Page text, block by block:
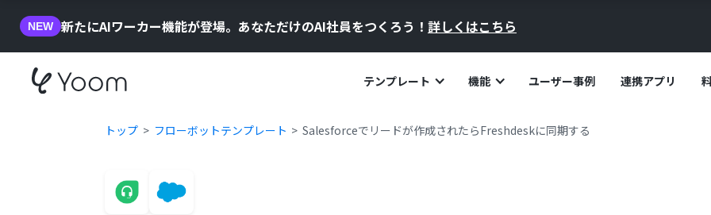
NEW 新たにAIワーカー機能が登場。あなただけのAI社員をつくろう！ 詳しくはこちら
テンプレート 機能 ユーザー事例 連携アプリ
トップ フローボットテンプレート Salesforceでリードが作成されたらFreshdeskに同期する